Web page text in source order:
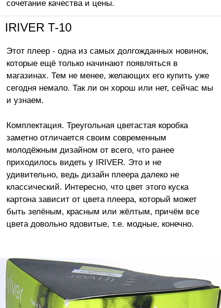
сочетание качества и цены.
IRIVER T-10
Этот плеер - одна из самых долгожданных новинок,
которые ещё только начинают появляться в
магазинах. Тем не менее, желающих его купить уже
сегодня немало. Так ли он хорош или нет, сейчас мы
и узнаем.
Комплектация. Треугольная цветастая коробка
заметно отличается своим современным
молодёжным дизайном от всего, что ранее
приходилось видеть у IRIVER. Это и не
удивительно, ведь дизайн плеера далеко не
классический. Интересно, что цвет этого куска
картона зависит от цвета плеера, который может
быть зелёным, красным или жёлтым, причём все
цвета довольно ядовитые, т.е. модные, конечно.